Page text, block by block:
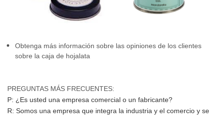
Obtenga más información sobre las opiniones de los clientes
sobre la caja de hojalata
PREGUNTAS MÁS FRECUENTES:
P: ¿Es usted una empresa comercial o un fabricante?
R: Somos una empresa que integra la industria y el comercio y se